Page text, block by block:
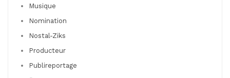
Musique
Nomination
Nostal-Ziks
Producteur
Publireportage